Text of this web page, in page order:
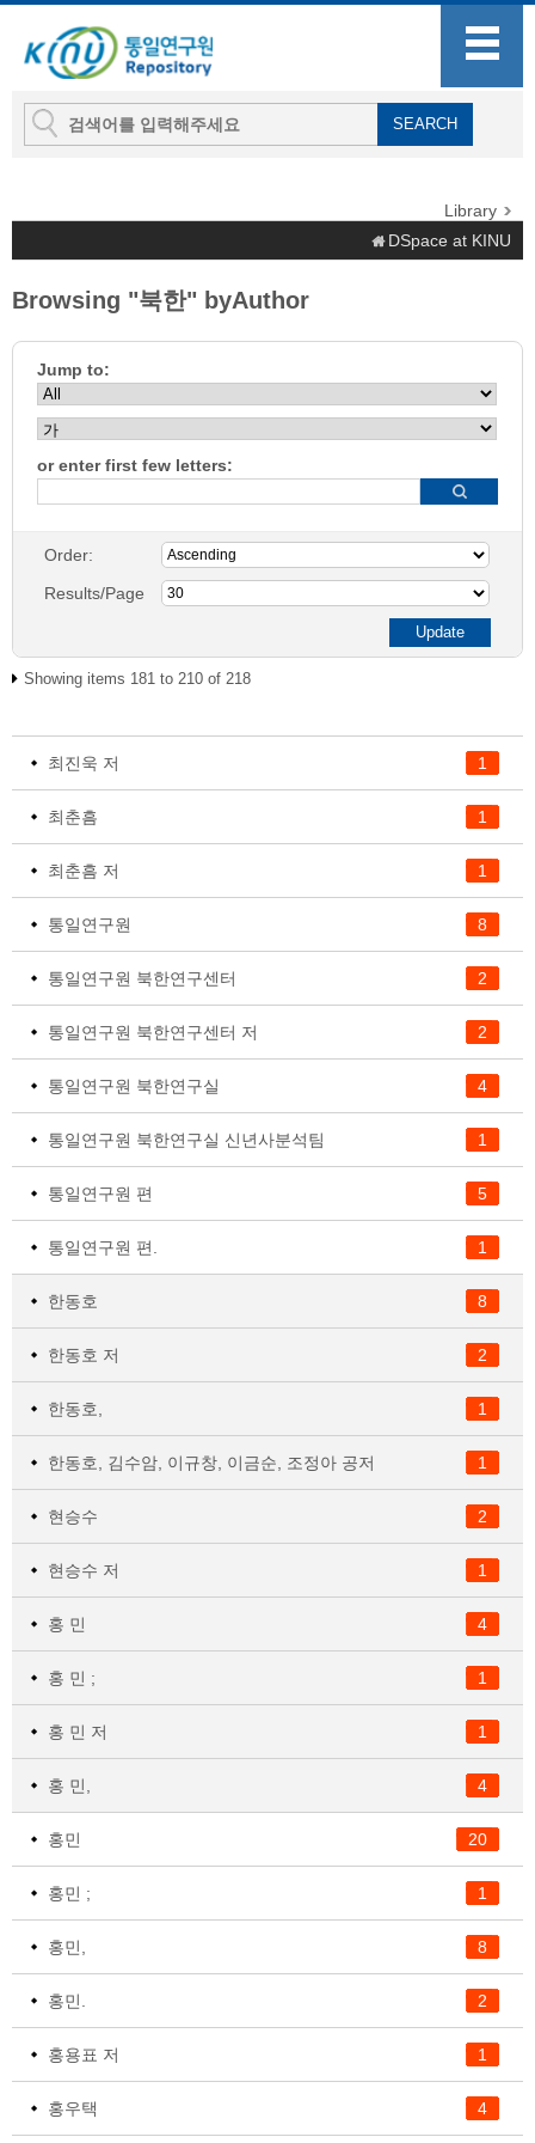
Library
DSpace at KINU
Browsing "북한" byAuthor
Jump to:
or enter first few letters:
Order:
Results/Page
Showing items 181 to 210 of 218
1
최진욱 저
1
최춘흠
1
최춘흠 저
8
통일연구원
2
통일연구원 북한연구센터
2
통일연구원 북한연구센터 저
4
통일연구원 북한연구실
1
통일연구원 북한연구실 신년사분석팀
5
통일연구원 편
1
통일연구원 편.
8
한동호
2
한동호 저
1
한동호,
1
한동호, 김수암, 이규창, 이금순, 조정아 공저
2
현승수
1
현승수 저
4
홍 민
1
홍 민 ;
1
홍 민 저
4
홍 민,
20
홍민
1
홍민 ;
8
홍민,
2
홍민.
1
홍용표 저
4
홍우택